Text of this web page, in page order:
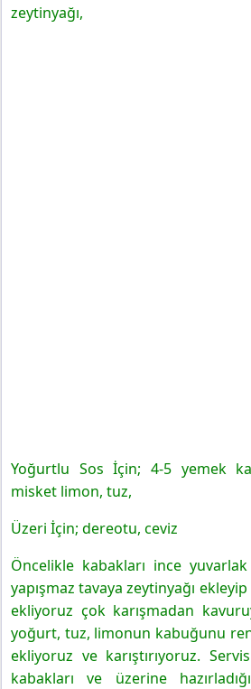
zeytinyağı,
Yoğurtlu Sos İçin; 4-5 yemek
misket limon, tuz,
Üzeri İçin; dereotu, ceviz
Öncelikle kabakları ince
yapışmaz tavaya zeytinyağı ekleyip
ekliyoruz çok karışmadan
yoğurt, tuz, limonun kabuğunu
ekliyoruz ve karıştırıyoruz.
kabakları ve üzerine